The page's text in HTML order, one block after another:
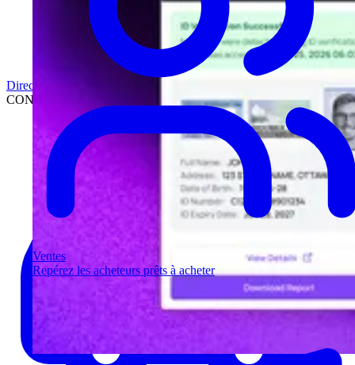
Ventes
Repérez les acheteurs prêts à acheter
Direction
CONCESSIONNAIRES